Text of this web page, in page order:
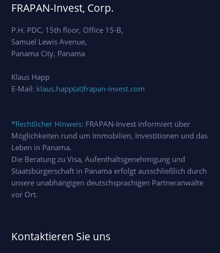
FRAPAN-Invest, Corp.
P.H. PDC, 15th floor, Office 15-B,
Samuel Lewis Avenue,
Panama City, Panama
Klaus Happ
E-Mail: klaus.happ(at)frapan-invest.com
*Rechtlicher Hinweis: FRAPAN-Invest informiert über
Möglichkeiten rund um Immobilien, Investitionen und das
Leben in Panama.
Die Beratung zu Visa, Aufenthaltsgenehmigung und
Staatsbürgerschaft in Panama erfolgt ausschließlich durch
unsere unabhängigen deutschsprachigen Partneranwälte
vor Ort.
Kontaktieren Sie uns